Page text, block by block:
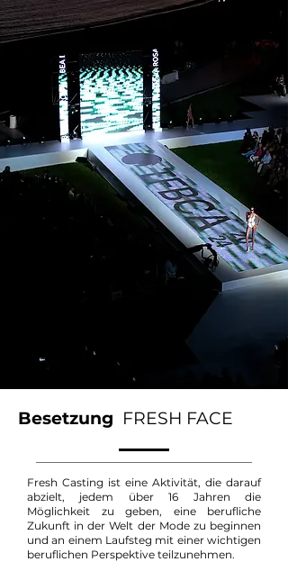
Besetzung FRESH FACE
Fresh Casting ist eine Aktivität, die darauf
abzielt, jedem über 16 Jahren die
Möglichkeit zu geben, eine berufliche
Zukunft in der Welt der Mode zu beginnen
und an einem Laufsteg mit einer wichtigen
beruflichen Perspektive teilzunehmen.